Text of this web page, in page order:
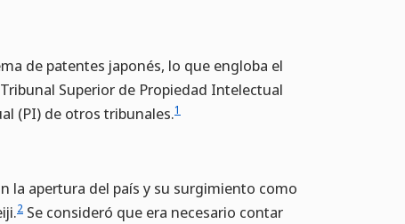
de patentes japonés, lo que engloba el
Superior de Propiedad Intelectual
(PI) de otros tribunales.1
la apertura del país y su surgimiento como
2 Se consideró que era necesario contar